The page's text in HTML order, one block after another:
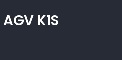
K1S